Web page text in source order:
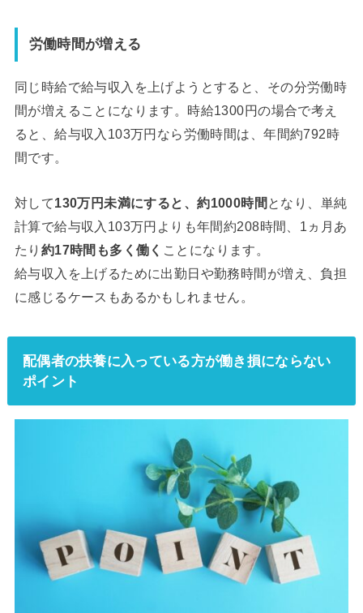
労働時間が増える
同じ時給で給与収入を上げようとすると、その分労働時
間が増えることになります。時給1300円の場合で考え
ると、給与収入103万円なら労働時間は、年間約792時
間です。
対して130万円未満にすると、約1000時間 となり、単純
計算で給与収入103万円よりも年間約208時間、1ヵ月あ
たり 約17時間も多く働く ことになります。
給与収入を上げるために出勤日や勤務時間が増え、負担
に感じるケースもあるかもしれません。
配偶者の扶養に入っている方が働き損にならない
ポイント